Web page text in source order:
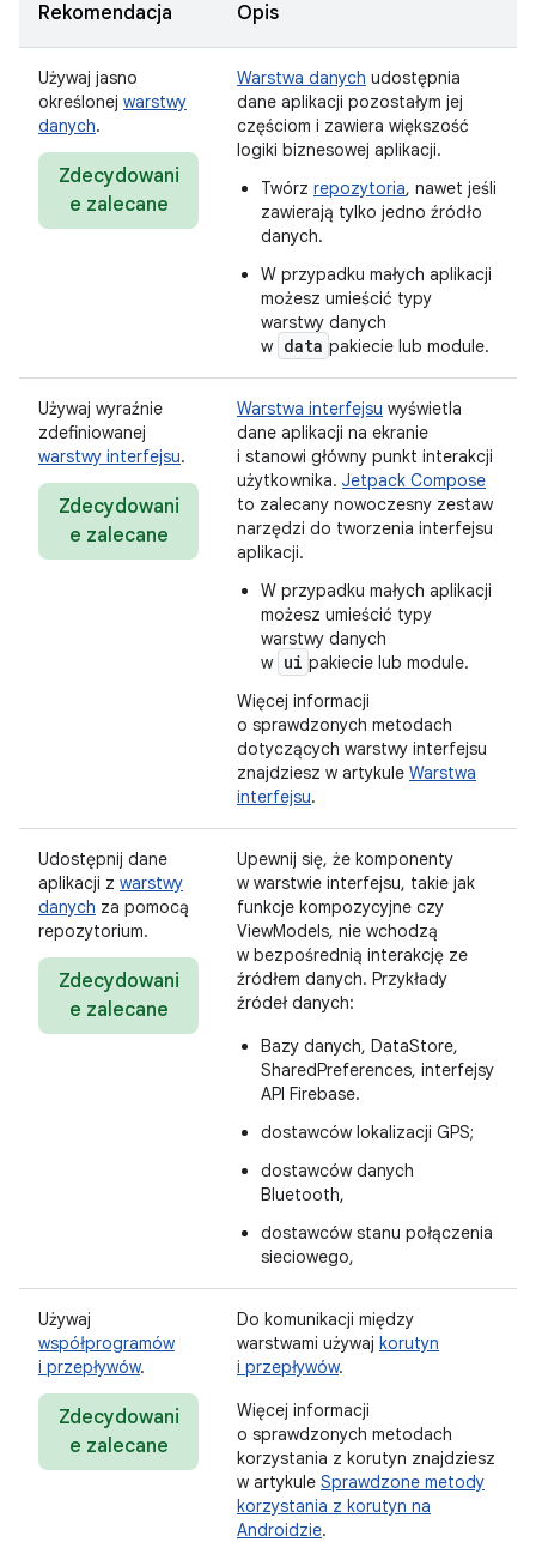
Rekomendacja Opis
Używaj jasno
określonej warstwy
danych.
Zdecydowani
e zalecane
Warstwa danych udostępnia
dane aplikacji pozostałym jej
częściom i zawiera większość
logiki biznesowej aplikacji.
Twórz repozytoria, nawet jeśli
zawierają tylko jedno źródło
danych.
W przypadku małych aplikacji
możesz umieścić typy
warstwy danych
w data pakiecie lub module.
Używaj wyraźnie
zdefiniowanej
warstwy interfejsu.
Zdecydowani
e zalecane
Warstwa interfejsu wyświetla
dane aplikacji na ekranie
i stanowi główny punkt interakcji
użytkownika. Jetpack Compose
to zalecany nowoczesny zestaw
narzędzi do tworzenia interfejsu
aplikacji.
W przypadku małych aplikacji
możesz umieścić typy
warstwy danych
w ui pakiecie lub module.
Więcej informacji
o sprawdzonych metodach
dotyczących warstwy interfejsu
znajdziesz w artykule Warstwa
interfejsu.
Udostępnij dane
aplikacji z warstwy
danych za pomocą
repozytorium.
Zdecydowani
e zalecane
Upewnij się, że komponenty
w warstwie interfejsu, takie jak
funkcje kompozycyjne czy
ViewModels, nie wchodzą
w bezpośrednią interakcję ze
źródłem danych. Przykłady
źródeł danych:
Bazy danych, DataStore,
SharedPreferences, interfejsy
API Firebase.
dostawców lokalizacji GPS;
dostawców danych
Bluetooth,
dostawców stanu połączenia
sieciowego,
Używaj
współprogramów
i przepływów.
Zdecydowani
e zalecane
Do komunikacji między
warstwami używaj korutyn
i przepływów.
Więcej informacji
o sprawdzonych metodach
korzystania z korutyn znajdziesz
w artykule Sprawdzone metody
korzystania z korutyn na
Androidzie.